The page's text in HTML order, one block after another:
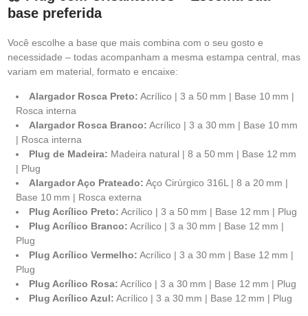
base preferida
Você escolhe a base que mais combina com o seu gosto e
necessidade – todas acompanham a mesma estampa central, mas
variam em material, formato e encaixe:
Alargador Rosca Preto: Acrílico | 3 a 50 mm | Base 10 mm |
Rosca interna
Alargador Rosca Branco: Acrílico | 3 a 30 mm | Base 10 mm
| Rosca interna
Plug de Madeira: Madeira natural | 8 a 50 mm | Base 12 mm
| Plug
Alargador Aço Prateado: Aço Cirúrgico 316L | 8 a 20 mm |
Base 10 mm | Rosca externa
Plug Acrílico Preto: Acrílico | 3 a 50 mm | Base 12 mm | Plug
Plug Acrílico Branco: Acrílico | 3 a 30 mm | Base 12 mm |
Plug
Plug Acrílico Vermelho: Acrílico | 3 a 30 mm | Base 12 mm |
Plug
Plug Acrílico Rosa: Acrílico | 3 a 30 mm | Base 12 mm | Plug
Plug Acrílico Azul: Acrílico | 3 a 30 mm | Base 12 mm | Plug